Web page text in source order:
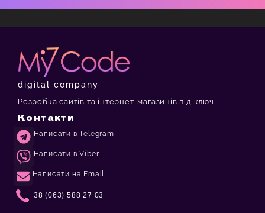
digital company
Розробка сайтів та інтернет-магазинів під ключ
Контакти
Написати в Telegram
Написати в Viber
Написати на Email
+38 (063) 588 27 03